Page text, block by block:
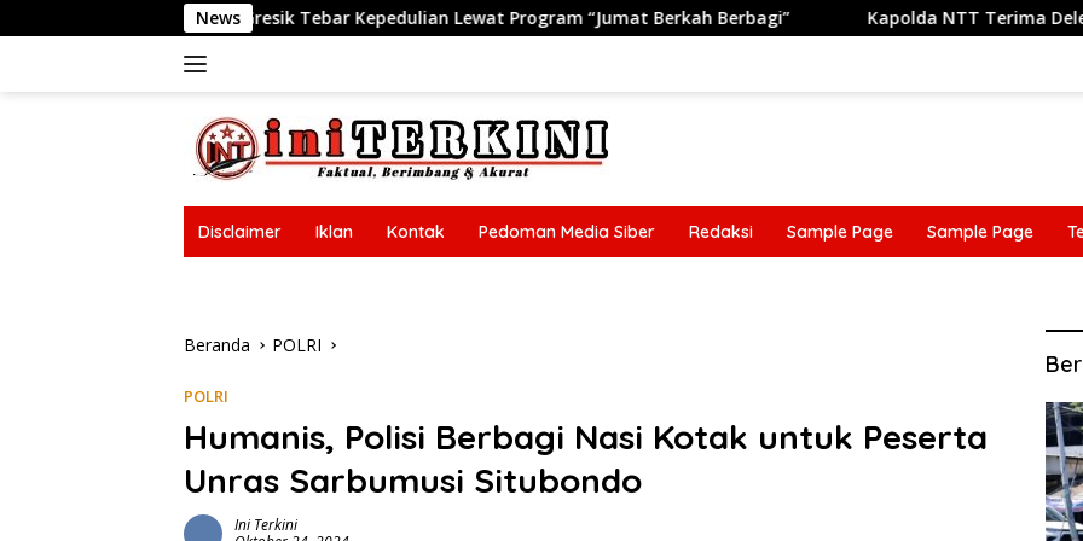
ke
News
Kepedulian Lewat Program “Jumat Berkah Berbagi” Kapolda NTT Terima Delegasi Trilateral Meeting Polri, AFP,
Disclaimer Iklan Kontak Pedoman Media Siber Redaksi Sample Page Sample Page
Beranda POLRI
POLRI
Humanis, Polisi Berbagi Nasi Kotak untuk Peserta
Unras Sarbumusi Situbondo
Ini Terkini